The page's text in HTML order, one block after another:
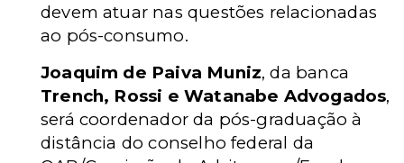
devem atuar nas questões relacionadas
ao pós-consumo.
Joaquim de Paiva Muniz, da banca
Trench, Rossi e Watanabe Advogados,
será coordenador da pós-graduação à
distância do conselho federal da